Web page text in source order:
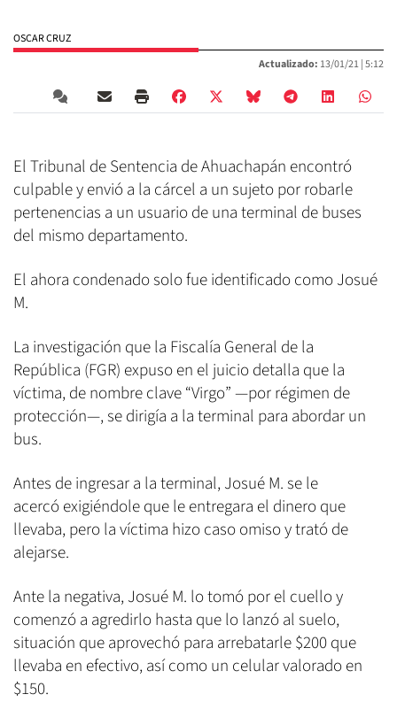
OSCAR CRUZ
Actualizado: 13/01/21 |5:12
El Tribunal de Sentencia de Ahuachapán encontró
culpable y envió a la cárcel a un sujeto por robarle
pertenencias a un usuario de una terminal de buses
del mismo departamento.
El ahora condenado solo fue identificado como Josué
M.
La investigación que la Fiscalía General de la
República (FGR) expuso en el juicio detalla que la
víctima, de nombre clave “Virgo” —por régimen de
protección—, se dirigía a la terminal para abordar un
bus.
Antes de ingresar a la terminal, Josué M. se le
acercó exigiéndole que le entregara el dinero que
llevaba, pero la víctima hizo caso omiso y trató de
alejarse.
Ante la negativa, Josué M. lo tomó por el cuello y
comenzó a agredirlo hasta que lo lanzó al suelo,
situación que aprovechó para arrebatarle $200 que
llevaba en efectivo, así como un celular valorado en
$150.